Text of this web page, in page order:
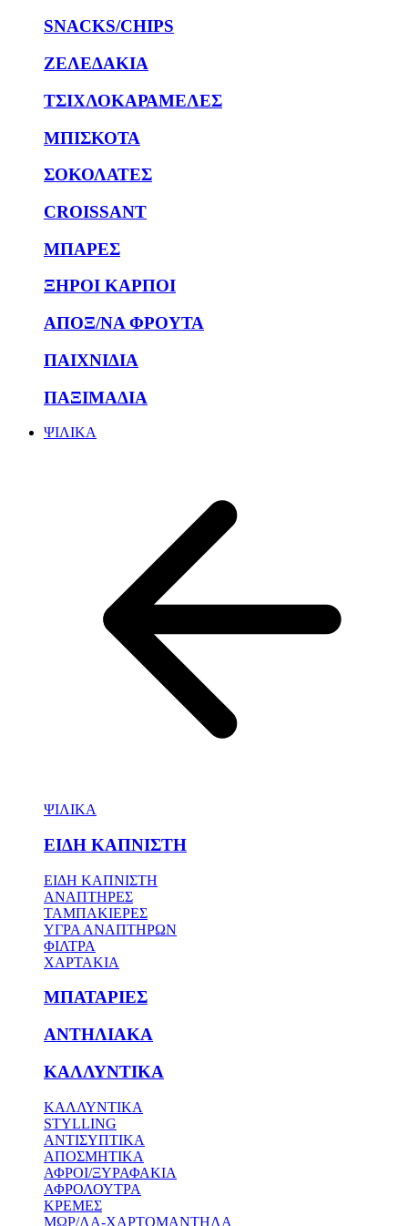
SNACKS/CHIPS
ΖΕΛΕΔΑΚΙΑ
ΤΣΙΧΛΟΚΑΡΑΜΕΛΕΣ
ΜΠΙΣΚΟΤΑ
ΣΟΚΟΛΑΤΕΣ
CROISSANT
ΜΠΑΡΕΣ
ΞΗΡΟΙ ΚΑΡΠΟΙ
ΑΠΟΞ/ΝΑ ΦΡΟΥΤΑ
ΠΑΙΧΝΙΔΙΑ
ΠΑΞΙΜΑΔΙΑ
ΨΙΛΙΚΑ
ΨΙΛΙΚΑ
ΕΙΔΗ ΚΑΠΝΙΣΤΗ
ΕΙΔΗ ΚΑΠΝΙΣΤΗ
ΑΝΑΠΤΗΡΕΣ
ΤΑΜΠΑΚΙΕΡΕΣ
ΥΓΡΑ ΑΝΑΠΤΗΡΩΝ
ΦΙΛΤΡΑ
ΧΑΡΤΑΚΙΑ
ΜΠΑΤΑΡΙΕΣ
ΑΝΤΗΛΙΑΚΑ
ΚΑΛΛΥΝΤΙΚΑ
ΚΑΛΛΥΝΤΙΚΑ
STYLLING
ΑΝΤΙΣΥΠΤΙΚΑ
ΑΠΟΣΜΗΤΙΚΑ
ΑΦΡΟΙ/ΞΥΡΑΦΑΚΙΑ
ΑΦΡΟΛΟΥΤΡΑ
ΚΡΕΜΕΣ
ΜΩΡ/ΛΑ-ΧΑΡΤΟΜΑΝΤΗΛΑ